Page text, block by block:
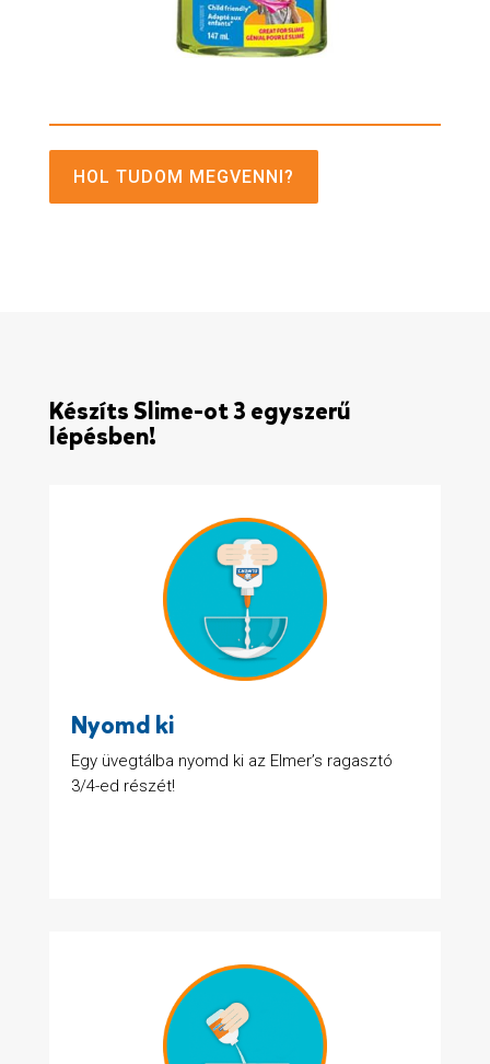
HOL TUDOM MEGVENNI?
Készíts Slime-ot 3 egyszerű
lépésben!
Nyomd ki
Egy üvegtálba nyomd ki az Elmer’s ragasztó
3/4-ed részét!